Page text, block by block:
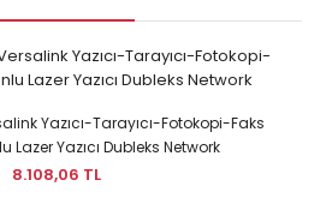
Yazıcı-Tarayıcı-Fotokopi-Faks
Lazer Yazıcı Dubleks Network
8.108,06 TL